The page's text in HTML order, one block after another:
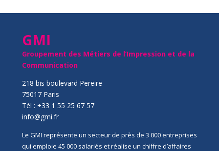
GMI
Groupement des Métiers de l’Impression et de la
Communication
218 bis boulevard Pereire
75017 Paris
Tél : +33 1 55 25 67 57
info@gmi.fr
Le GMI représente un secteur de près de 3 000 entreprises
qui emploie 45 000 salariés et réalise un chiffre d’affaires